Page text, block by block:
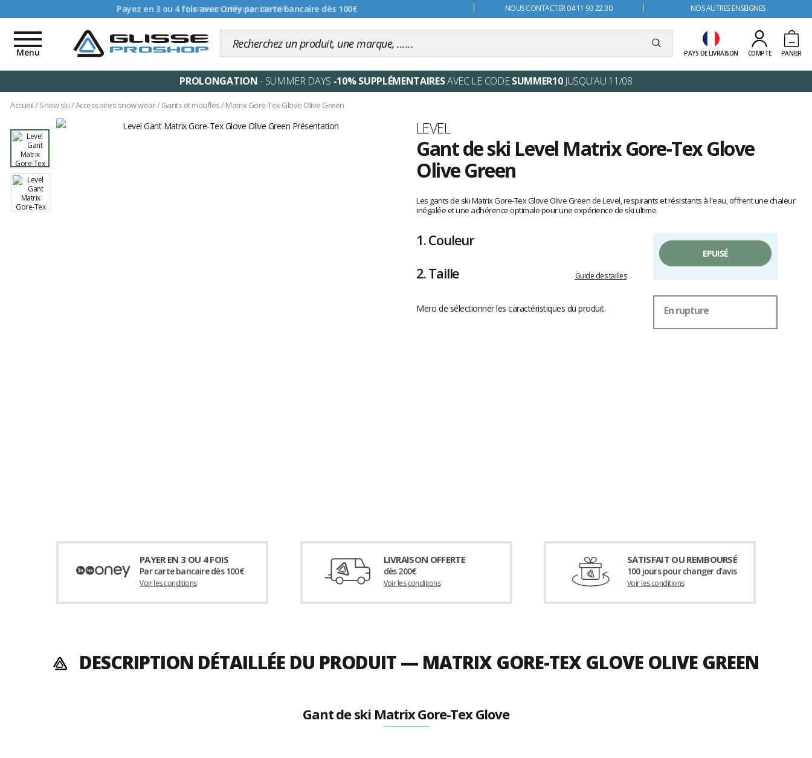
Livraison offerte dès 99€ NOUS CONTACTER 04 11 93 22 30 NOS AUTRES ENSEIGNES
PAYS DE LIVRAISON COMPTE PANIER
Toggle
navigation
Menu
PROLONGATION- SUMMER DAYS -10% SUPPLÉMENTAIRESAVEC LE CODESUMMER10JUSQU'AU 11/08
Accueil/Snow ski/Accessoires snow wear/Gants et moufles/Matrix Gore-Tex Glove Olive Green
Marque
LEVEL
Gant de ski Level Matrix Gore-Tex Glove
Olive Green
avis
clients
Les gants de ski Matrix Gore-Tex Glove Olive Green de Level, respirants et résistants à l'eau, offrent une chaleur
inégalée et une adhérence optimale pour une expérience de ski ultime.
1.Couleur
2.Taille Guide des tailles
Merci de sélectionner les caractéristiques du produit.
EPUISÉ
En rupture
PAYER EN 3 OU 4 FOIS
Par carte bancaire dès 100€
Voir les conditions
LIVRAISON OFFERTE
dès 200€
Voir les conditions
SATISFAIT OU REMBOURSÉ
100 jours pour changer d’avis
Voir les conditions
DESCRIPTION DÉTAILLÉE DU PRODUIT — MATRIX GORE-TEX GLOVE OLIVE GREEN
Gant de ski Matrix Gore-Tex Glove